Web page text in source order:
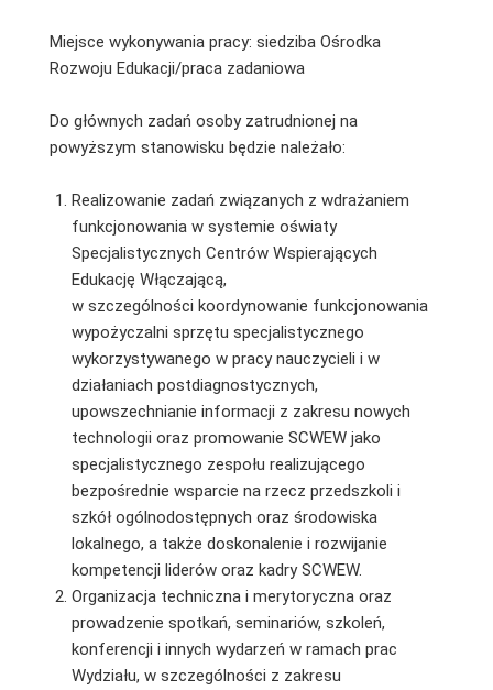
Miejsce wykonywania pracy: siedziba Ośrodka
Rozwoju Edukacji/praca zadaniowa
Do głównych zadań osoby zatrudnionej na
powyższym stanowisku będzie należało:
Realizowanie zadań związanych z wdrażaniem
funkcjonowania w systemie oświaty
Specjalistycznych Centrów Wspierających
Edukację Włączającą,
w szczególności koordynowanie funkcjonowania
wypożyczalni sprzętu specjalistycznego
wykorzystywanego w pracy nauczycieli i w
działaniach postdiagnostycznych,
upowszechnianie informacji z zakresu nowych
technologii oraz promowanie SCWEW jako
specjalistycznego zespołu realizującego
bezpośrednie wsparcie na rzecz przedszkoli i
szkół ogólnodostępnych oraz środowiska
lokalnego, a także doskonalenie i rozwijanie
kompetencji liderów oraz kadry SCWEW.
Organizacja techniczna i merytoryczna oraz
prowadzenie spotkań, seminariów, szkoleń,
konferencji i innych wydarzeń w ramach prac
Wydziału, w szczególności z zakresu